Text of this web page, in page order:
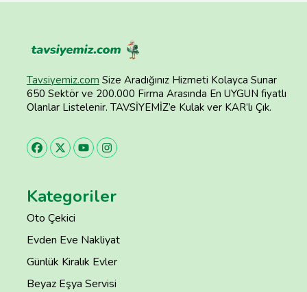
Tavsiyemiz.com Size Aradığınız Hizmeti Kolayca Sunar
650 Sektör ve 200.000 Firma Arasında En UYGUN fiyatlı
Olanlar Listelenir. TAVSİYEMİZ’e Kulak ver KAR’lı Çık.
Kategoriler
Oto Çekici
Evden Eve Nakliyat
Günlük Kiralık Evler
Beyaz Eşya Servisi